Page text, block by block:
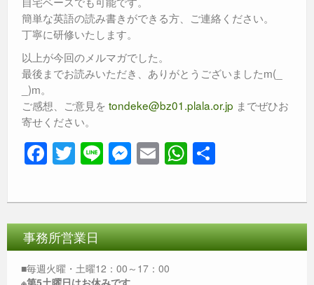
簡単な英語の読み書きができる方、ご連絡ください。
丁寧に研修いたします。
以上が今回のメルマガでした。
最後までお読みいただき、ありがとうございましたm(_
_)m。
ご感想、ご意見を tondeke@bz01.plala.or.jp までぜひお
寄せください。
F
a
c
e
b
o
T
wi
tt
er
Li
n
e
M
e
ss
e
n
g
E
m
ail
W
h
at
s
A
事務所営業日
■毎週火曜・土曜12：00～17：00
※第5土曜日はお休みです